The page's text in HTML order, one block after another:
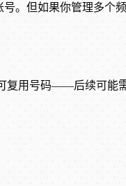
。但如果你管理多
复用号码——后续可能